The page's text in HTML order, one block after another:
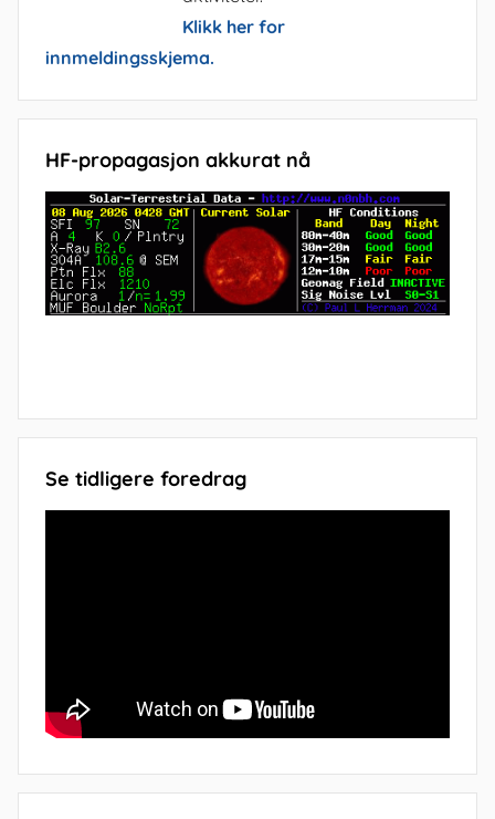
Klikk her for
innmeldingsskjema.
HF-propagasjon akkurat nå
Se tidligere foredrag